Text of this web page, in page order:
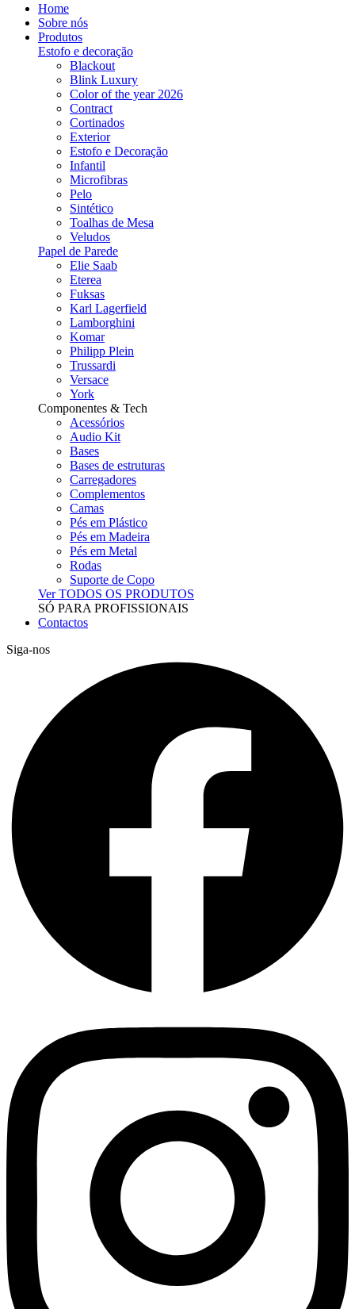
Home
Sobre nós
Produtos
Estofo e decoração
Blackout
Blink Luxury
Color of the year 2026
Contract
Cortinados
Exterior
Estofo e Decoração
Infantil
Microfibras
Pelo
Sintético
Toalhas de Mesa
Veludos
Papel de Parede
Elie Saab
Eterea
Fuksas
Karl Lagerfield
Lamborghini
Komar
Philipp Plein
Trussardi
Versace
York
Componentes & Tech
Acessórios
Audio Kit
Bases
Bases de estruturas
Carregadores
Complementos
Camas
Pés em Plástico
Pés em Madeira
Pés em Metal
Rodas
Suporte de Copo
Ver TODOS OS PRODUTOS
SÓ PARA PROFISSIONAIS
Contactos
Siga-nos